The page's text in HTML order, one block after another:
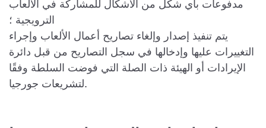
مدفوعات بأي شكل من الأشكال للمشاركة في الألعاب
الترويجية ؛
يتم تنفيذ إصدار وإلغاء تصاريح أعمال الألعاب وإجراء
التغييرات عليها وإدخالها في سجل التصاريح من قبل دائرة
الإيرادات أو الهيئة ذات الصلة التي فوضت السلطة وفقًا
لتشريعات جورجيا.